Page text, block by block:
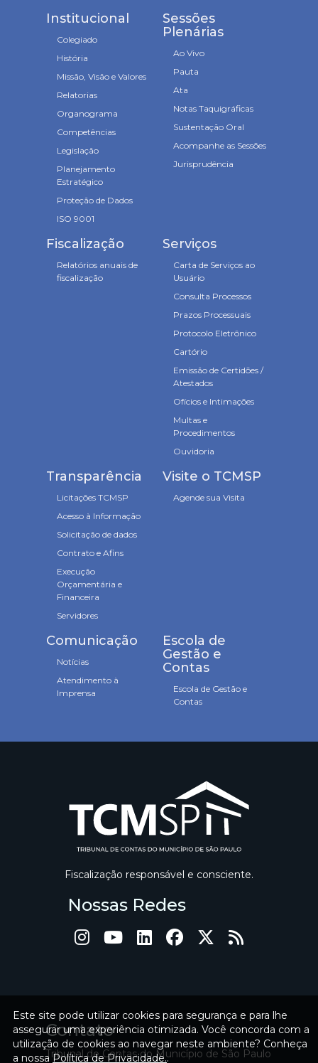
Este site pode utilizar cookies para segurança e para lhe
assegurar uma experiência otimizada. Você concorda com a
utilização de cookies ao navegar neste ambiente? Conheça
a nossaPolítica de Privacidade..
Institucional
Colegiado
História
Missão, Visão e Valores
Relatorias
Organograma
Competências
Legislação
Planejamento
Estratégico
Proteção de Dados
ISO 9001
Sessões
Plenárias
Ao Vivo
Pauta
Ata
Notas Taquigráficas
Sustentação Oral
Acompanhe as Sessões
Jurisprudência
Fiscalização
Relatórios anuais de
fiscalização
Serviços
Carta de Serviços ao
Usuário
Consulta Processos
Prazos Processuais
Protocolo Eletrônico
Cartório
Emissão de Certidões /
Atestados
Ofícios e Intimações
Multas e
Procedimentos
Ouvidoria
Transparência
Licitações TCMSP
Acesso à Informação
Solicitação de dados
Contrato e Afins
Execução
Orçamentária e
Financeira
Servidores
Visite o TCMSP
Agende sua Visita
Comunicação
Notícias
Atendimento à
Imprensa
Escola de
Gestão e
Contas
Escola de Gestão e
Contas
Fiscalização responsável e consciente.
Nossas Redes
Contato
Tribunal de Contas do Município de São Paulo